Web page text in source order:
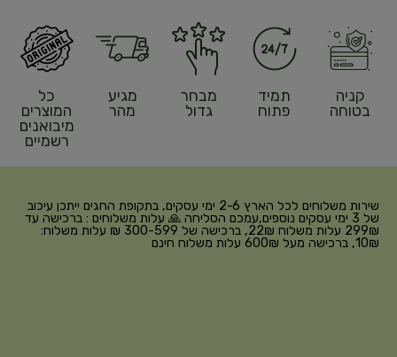
קניה
בטוחה
תמיד
פתוח
מבחר
גדול
מגיע
מהר
כל
המוצרים
מיבואנים
רשמיים
שירות משלוחים לכל הארץ 2-6 ימי עסקים, בתקופת החגים ייתכן עיכוב
של 3 ימי עסקים נוספים,עמכם הסליחה 🙏 עלות משלוחים : ברכישה עד
299₪ עלות משלוח 22₪, ברכישה של 300-599 ₪ עלות משלוח:
10₪, ברכישה מעל 600₪ עלות משלוח חינם